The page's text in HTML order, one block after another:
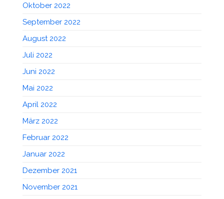
Oktober 2022
September 2022
August 2022
Juli 2022
Juni 2022
Mai 2022
April 2022
März 2022
Februar 2022
Januar 2022
Dezember 2021
November 2021